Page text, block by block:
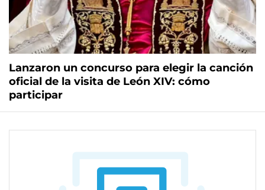
Lanzaron un concurso para elegir la canción
oficial de la visita de León XIV: cómo
participar